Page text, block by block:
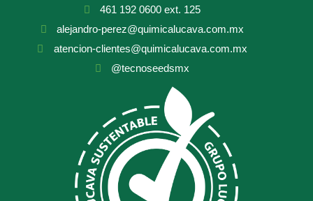
461 192 0600 ext. 125
alejandro-perez@quimicalucava.com.mx
atencion-clientes@quimicalucava.com.mx
@tecnoseedsmx